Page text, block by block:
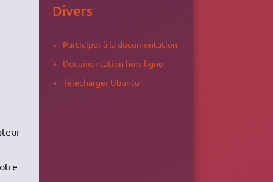
Divers
Participer à la documentation
Documentation hors ligne
Télécharger Ubuntu